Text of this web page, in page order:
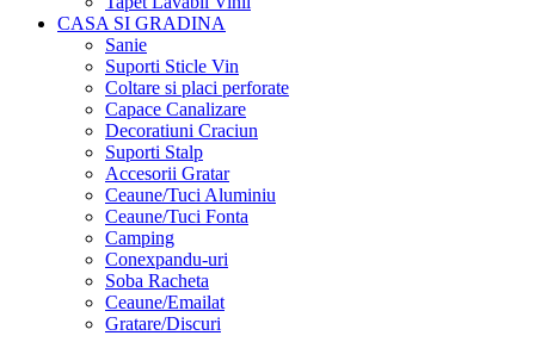
CASA SI GRADINA
Sanie
Suporti Sticle Vin
Coltare si placi perforate
Capace Canalizare
Decoratiuni Craciun
Suporti Stalp
Accesorii Gratar
Ceaune/Tuci Aluminiu
Ceaune/Tuci Fonta
Camping
Conexpandu-uri
Soba Racheta
Ceaune/Emailat
Gratare/Discuri